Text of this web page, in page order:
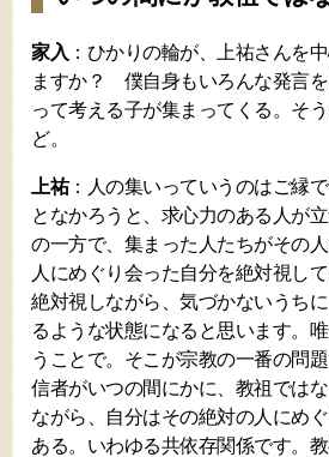
家入 ：ひかりの輪が、上祐さんを
ますか？ 僕自身もいろんな発言
って考える子が集まってくる。そ
ど。
上祐：人の集いっていうのはご縁
となかろうと、求心力のある人が
の一方で、集まった人たちがその
人にめぐり会った自分を絶対視し
絶対視しながら、気づかないうち
るような状態になると思います。
うことで。そこが宗教の一番の問
信者がいつの間にかに、教祖では
ながら、自分はその絶対の人にめ
ある。いわゆる共依存関係です。